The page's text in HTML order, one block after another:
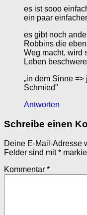
es ist sooo
ein paar
es gibt noch
Robbins die
Weg macht, wird
Leben
„in dem Sinne
Schmied"
Antworten
Schreibe einen
Deine E-Mail-Adresse
Felder sind mit*
Kommentar *